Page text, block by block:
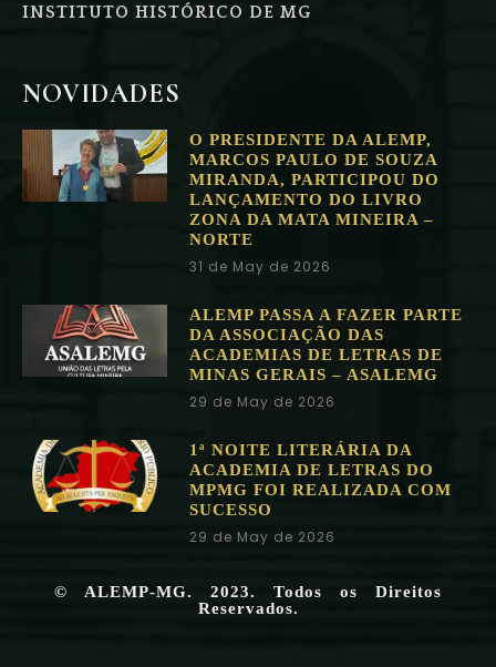
INSTITUTO HISTÓRICO DE MG
NOVIDADES
O PRESIDENTE DA ALEMP,
MARCOS PAULO DE SOUZA
MIRANDA, PARTICIPOU DO
LANÇAMENTO DO LIVRO
ZONA DA MATA MINEIRA –
NORTE
31 de May de 2026
ALEMP PASSA A FAZER PARTE
DA ASSOCIAÇÃO DAS
ACADEMIAS DE LETRAS DE
MINAS GERAIS – ASALEMG
29 de May de 2026
1ª NOITE LITERÁRIA DA
ACADEMIA DE LETRAS DO
MPMG FOI REALIZADA COM
SUCESSO
29 de May de 2026
© ALEMP-MG. 2023. Todos os Direitos
Reservados.